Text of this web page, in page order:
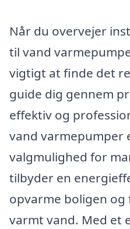
Når du overvejer
til vand
vigtigt at finde det
guide dig gennem
effektiv og
vand
valgmulighed for
tilbyder en
opvarme boligen og
varmt vand. Med et